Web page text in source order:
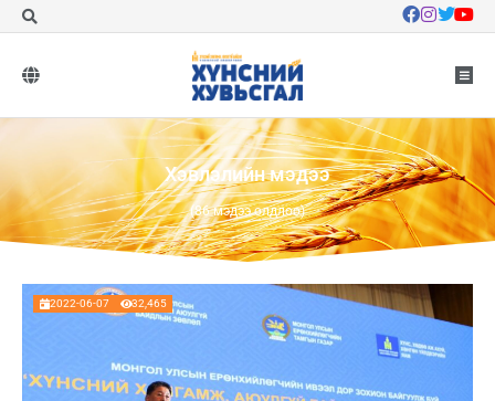
Хэвлэлийн мэдээ
(86 мэдээ олдлоо)
2022-06-07 32,465